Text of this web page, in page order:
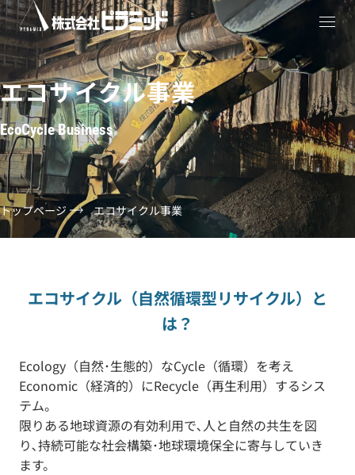
エコサイクル事業
EcoCycle Business
トップページ エコサイクル事業
エコサイクル（自然循環型リサイクル）と
は？
Ecology（自然･生態的）なCycle（循環）を考え
Economic（経済的）にRecycle（再生利用）するシス
テム。
限りある地球資源の有効利用で､人と自然の共生を図
り､持続可能な社会構築･地球環境保全に寄与していき
ます。